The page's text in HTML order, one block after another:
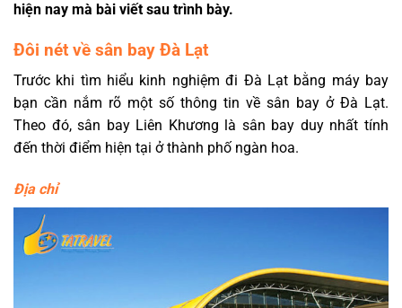
hiện nay mà bài viết sau trình bày.
Đôi nét về sân bay Đà Lạt
Trước khi tìm hiểu kinh nghiệm đi Đà Lạt bằng máy bay
bạn cần nắm rõ một số thông tin về sân bay ở Đà Lạt.
Theo đó, sân bay Liên Khương là sân bay duy nhất tính
đến thời điểm hiện tại ở thành phố ngàn hoa.
Địa chỉ